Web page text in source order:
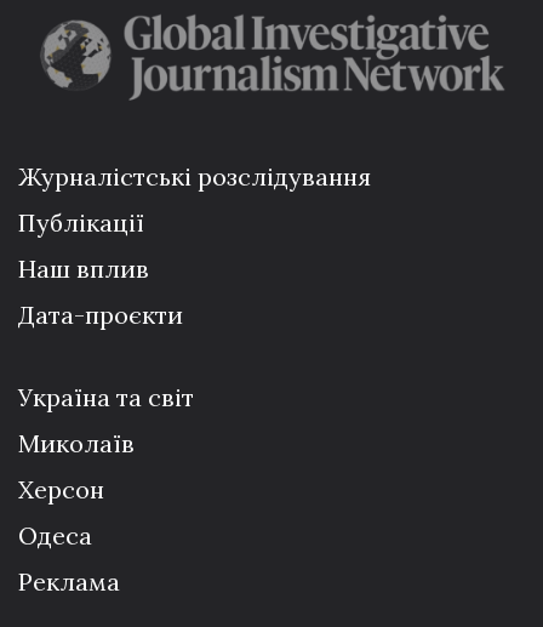
Журналістські розслідування
Публікації
Наш вплив
Дата-проєкти
Україна та світ
Миколаїв
Херсон
Одеса
Реклама